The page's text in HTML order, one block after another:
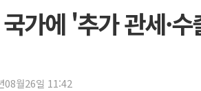
해군 1함대
[3보] 북, 원
가에 '추가 관세·
08월26일 11:42